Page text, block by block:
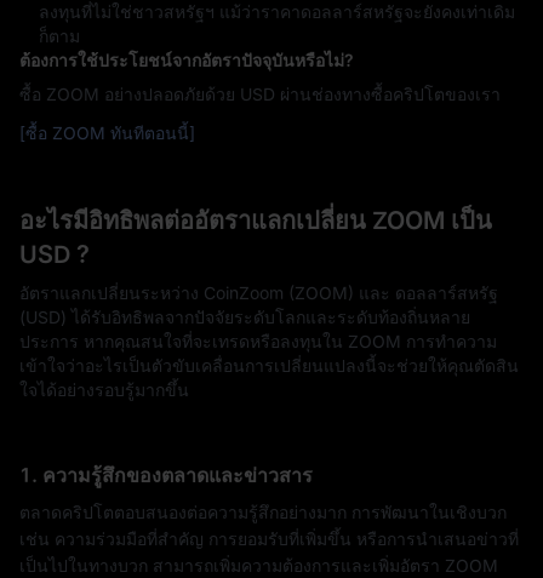
ลงทุนที่ไม่ใช่ชาวสหรัฐฯ แม้ว่าราคาดอลลาร์สหรัฐจะยังคงเท่าเดิม
ก็ตาม
ต้องการใช้ประโยชน์จากอัตราปัจจุบันหรือไม่?
ซื้อ ZOOM อย่างปลอดภัยด้วย USD ผ่านช่องทางซื้อคริปโตของเรา
[ซื้อ ZOOM ทันทีตอนนี้]
อะไรมีอิทธิพลต่ออัตราแลกเปลี่ยน ZOOM เป็น
USD ?
อัตราแลกเปลี่ยนระหว่าง CoinZoom (ZOOM) และ ดอลลาร์สหรัฐ
(USD) ได้รับอิทธิพลจากปัจจัยระดับโลกและระดับท้องถิ่นหลาย
ประการ หากคุณสนใจที่จะเทรดหรือลงทุนใน ZOOM การทำความ
เข้าใจว่าอะไรเป็นตัวขับเคลื่อนการเปลี่ยนแปลงนี้จะช่วยให้คุณตัดสิน
ใจได้อย่างรอบรู้มากขึ้น
1. ความรู้สึกของตลาดและข่าวสาร
ตลาดคริปโตตอบสนองต่อความรู้สึกอย่างมาก การพัฒนาในเชิงบวก
เช่น ความร่วมมือที่สำคัญ การยอมรับที่เพิ่มขึ้น หรือการนำเสนอข่าวที่
เป็นไปในทางบวก สามารถเพิ่มความต้องการและเพิ่มอัตรา ZOOM